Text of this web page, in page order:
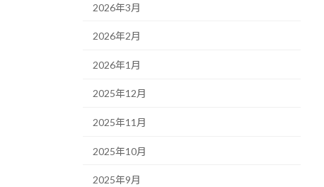
2026年3月
2026年2月
2026年1月
2025年12月
2025年11月
2025年10月
2025年9月